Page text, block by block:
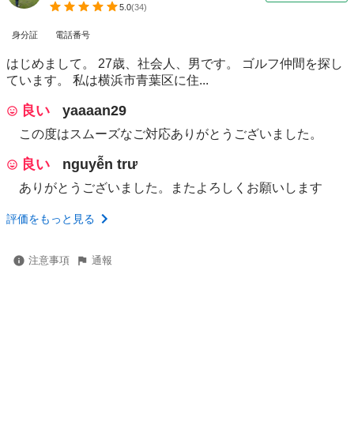
5.0(34)
身分証 電話番号
はじめまして。 27歳、社会人、男です。 ゴルフ仲間を探し
ています。 私は横浜市青葉区に住...
良い yaaaan29
この度はスムーズなご対応ありがとうございました。
良い nguyễn trư
ありがとうございました。またよろしくお願いします
評価をもっと見る
注意事項 通報